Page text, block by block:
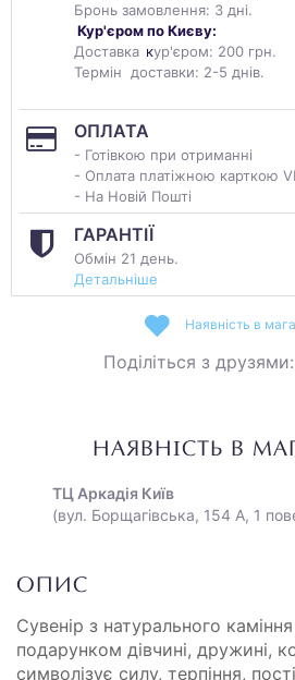
Бронь замовлення: 3 дні.
Кур'єром по Києву:
Доставка кур'єром: 200 грн.
Термін доставки: 2-5 днів.
ОПЛАТА
- Готівкою при отриманні
- Оплата платіжною карткою
- На Новій Пошті
ГАРАНТІЇ
Обмін 21 день.
Детальніше
Наявність в
Поділіться з друзями:
НАЯВНІСТЬ В
ТЦ Аркадія Київ
(вул. Борщагівська, 154 А, 1
ОПИС
Сувенір з натурального
подарунком дівчині, дружині,
символізує силу, терпіння,